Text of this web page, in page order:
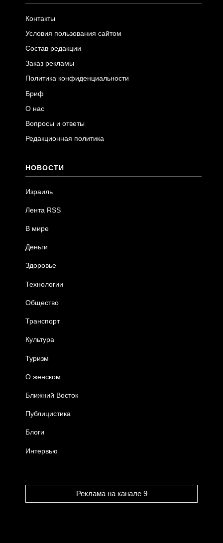
Контакты
Условия пользования сайтом
Состав редакции
Заказ рекламы
Политика конфиденциальности
Бриф
О нас
Вопросы и ответы
Редакционная политика
НОВОСТИ
Израиль
Лента RSS
В мире
Деньги
Здоровье
Технологии
Общество
Транспорт
Культура
Туризм
О женском
Ближний Восток
Публицистика
Блоги
Интервью
Реклама на канале 9